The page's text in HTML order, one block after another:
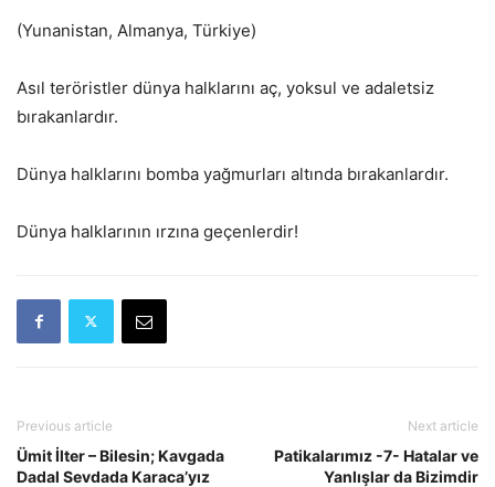
(Yunanistan, Almanya, Türkiye)
Asıl teröristler dünya halklarını aç, yoksul ve adaletsiz
bırakanlardır.
Dünya halklarını bomba yağmurları altında bırakanlardır.
Dünya halklarının ırzına geçenlerdir!
Previous article
Ümit İlter – Bilesin; Kavgada
Dadal Sevdada Karaca’yız
Next article
Patikalarımız -7- Hatalar ve
Yanlışlar da Bizimdir